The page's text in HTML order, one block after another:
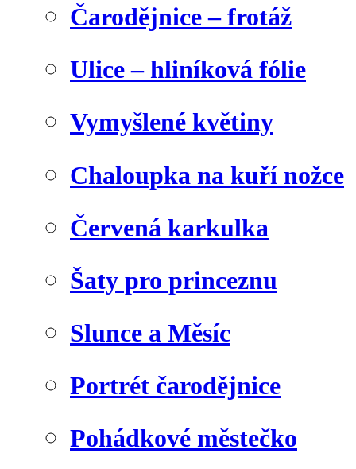
Čarodějnice – frotáž
Ulice – hliníková fólie
Vymyšlené květiny
Chaloupka na kuří nožce
Červená karkulka
Šaty pro princeznu
Slunce a Měsíc
Portrét čarodějnice
Pohádkové městečko